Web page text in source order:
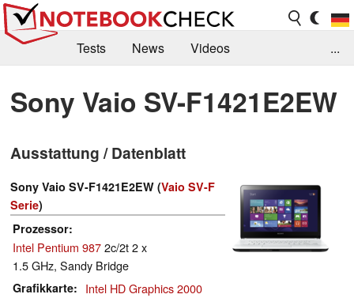
Tests News
Videos
Kaufberatung
Deals Suche
Jobs
Forum
...
Sony Vaio SV-F1421E2EW
Ausstattung / Datenblatt
Sony Vaio SV-F1421E2EW (Vaio SV-F
Serie)
Prozessor
Intel Pentium 9872c/2t 2 x
1.5 GHz, Sandy Bridge
Grafikkarte Intel HD Graphics 2000